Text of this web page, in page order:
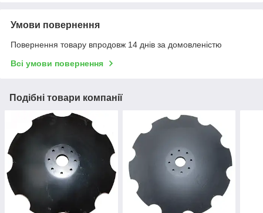
Умови повернення
Повернення товару впродовж 14 днів за домовленістю
Всі умови повернення
Подібні товари компанії